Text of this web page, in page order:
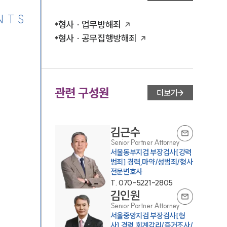
형사 · 업무방해죄
형사 · 공무집행방해죄
관련 구성원 더보기
김근수
Senior Partner Attorney
서울동부지검 부장검사[강력
범죄] 경력,마약/성범죄/형사
전문변호사
T. 070-5221-2805
김인원
Senior Partner Attorney
서울중앙지검 부장검사[형
사] 경력,회계감리/증거조사/